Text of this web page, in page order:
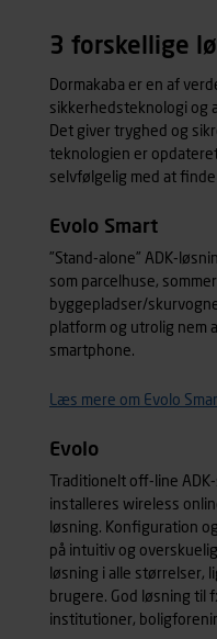
3 forskellige
Dormakaba er en af
sikkerhedsteknologi og
Det giver tryghed og
teknologien er
selvfølgelig med at
Evolo Smart
”Stand-alone” ADK-
som parcelhuse,
byggepladser/
platform og utrolig nem
smartphone.
Læs mere om Evolo
Evolo
Traditionelt off-line
installeres wireless
løsning. Konfiguration
på intuitiv og
løsning i alle størrelser,
brugere. God løsning til
institutioner,